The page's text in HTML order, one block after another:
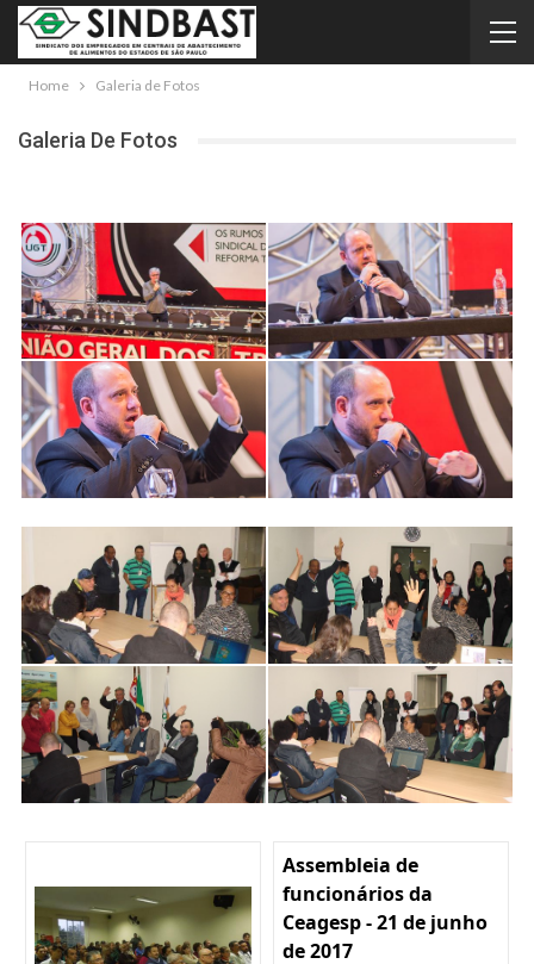
Home Galeria de Fotos
Galeria De Fotos
Assembleia de
funcionários da
Ceagesp - 21 de junho
de 2017